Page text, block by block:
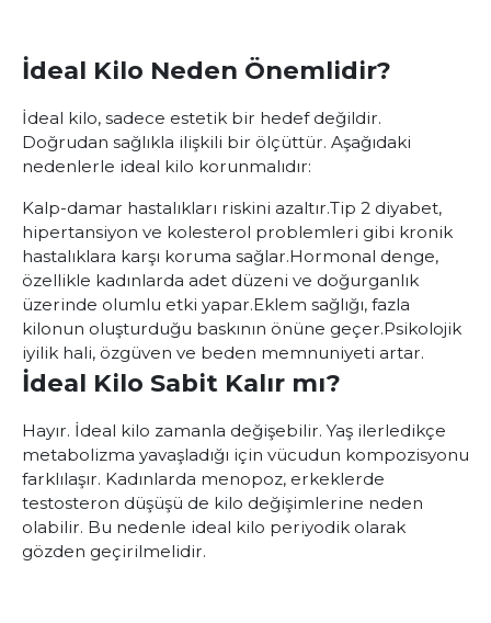
İdeal Kilo Neden Önemlidir?
İdeal kilo, sadece estetik bir hedef değildir.
Doğrudan sağlıkla ilişkili bir ölçüttür. Aşağıdaki
nedenlerle ideal kilo korunmalıdır:
Kalp-damar hastalıkları riskini azaltır.Tip 2 diyabet,
hipertansiyon ve kolesterol problemleri gibi kronik
hastalıklara karşı koruma sağlar.Hormonal denge,
özellikle kadınlarda adet düzeni ve doğurganlık
üzerinde olumlu etki yapar.Eklem sağlığı, fazla
kilonun oluşturduğu baskının önüne geçer.Psikolojik
iyilik hali, özgüven ve beden memnuniyeti artar.
İdeal Kilo Sabit Kalır mı?
Hayır. İdeal kilo zamanla değişebilir. Yaş ilerledikçe
metabolizma yavaşladığı için vücudun kompozisyonu
farklılaşır. Kadınlarda menopoz, erkeklerde
testosteron düşüşü de kilo değişimlerine neden
olabilir. Bu nedenle ideal kilo periyodik olarak
gözden geçirilmelidir.